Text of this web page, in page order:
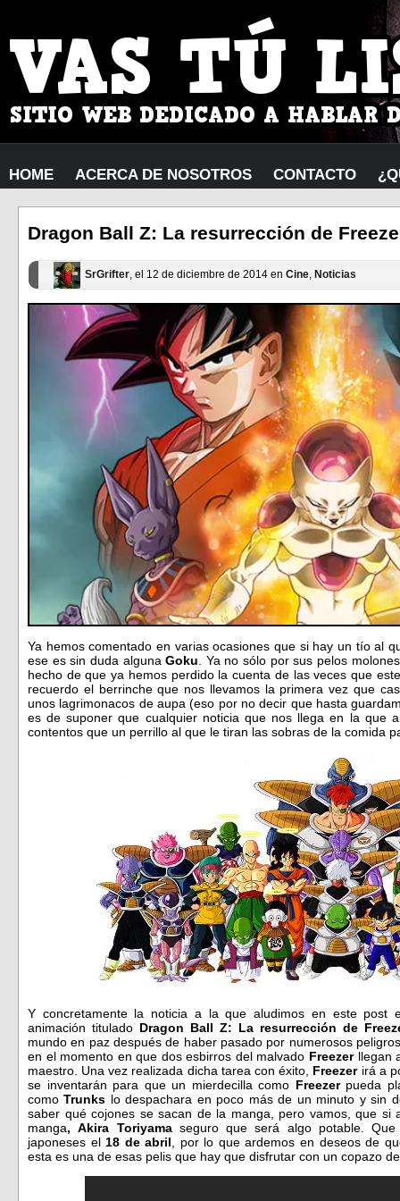
HOME ACERCA DE NOSOTROS CONTACTO
Dragon Ball Z: La resurrección de
SrGrifter, el 12 de diciembre de 2014 en Cine, Noticias
Ya hemos comentado en varias ocasiones que si hay un tío al
ese es sin duda algunaGoku . Ya no sólo por sus pelos
hecho de que ya hemos perdido la cuenta de las veces que
recuerdo el berrinche que nos llevamos la primera vez que
unos lagrimonacos de aupa (eso por no decir que hasta
es de suponer que cualquier noticia que nos llega en la que
contentos que un perrillo al que le tiran las sobras de la comida
Y concretamente la noticia a la que aludimos en este post
animación titulado Dragon Ball Z: La resurrección de
mundo en paz después de haber pasado por numerosos
en el momento en que dos esbirros del malvado Freezerllegan
maestro. Una vez realizada dicha tarea con éxito, Freezerirá a
se inventarán para que un mierdecilla como Freezerpueda
comoTrunks lo despachara en poco más de un minuto y sin
saber qué cojones se sacan de la manga, pero vamos, que si
manga, Akira Toriyamaseguro que será algo potable.
japoneses el 18 de abril , por lo que ardemos en deseos de
esta es una de esas pelis que hay que disfrutar con un copazo